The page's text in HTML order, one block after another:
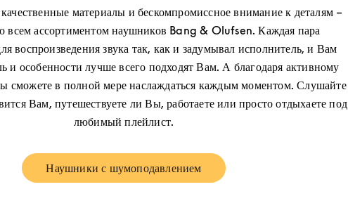
материалы и бескомпромиссное внимание к деталям –
всем ассортиментом наушников Bang & Olufsen. Каждая пара
воспроизведения звука так, как и задумывал исполнитель, и Вам
и особенности лучше всего подходят Вам. А благодаря активному
сможете в полной мере наслаждаться каждым моментом. Слушайте
Вам, путешествуете ли Вы, работаете или просто отдыхаете под
любимый плейлист.
Наушники с шумоподавлением
Link Opens in New Tab